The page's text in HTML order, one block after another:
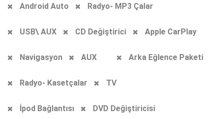
Android Auto Radyo- MP3 Çalar
USB\ AUX CD Değiştirici Apple CarPlay
Navigasyon AUX Arka Eğlence Paketi
Radyo- Kasetçalar TV
İpod Bağlantısı DVD Değiştiricisi